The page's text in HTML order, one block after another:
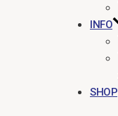
INFO
SHOP